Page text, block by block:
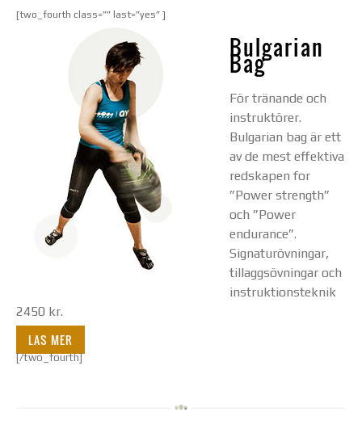
[two_fourth class=”” last=”yes” ]
Bulgarian
Bag
För tränande och
instruktörer.
Bulgarian bag är ett
av de mest effektiva
redskapen for
”Power strength”
och ”Power
endurance”.
Signaturövningar,
tillaggsövningar och
instruktionsteknik
2450 kr.
LAS MER
[/two_fourth]